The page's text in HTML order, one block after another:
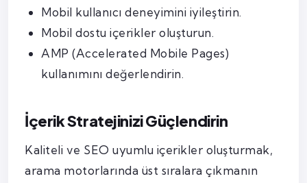
Mobil kullanıcı deneyimini iyileştirin.
Mobil dostu içerikler oluşturun.
AMP (Accelerated Mobile Pages)
kullanımını değerlendirin.
İçerik Stratejinizi Güçlendirin
Kaliteli ve SEO uyumlu içerikler oluşturmak,
arama motorlarında üst sıralara çıkmanın